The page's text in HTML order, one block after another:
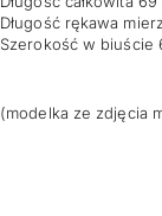
Długość rękawa
Szerokość w biuście
(modelka ze zdjęcia